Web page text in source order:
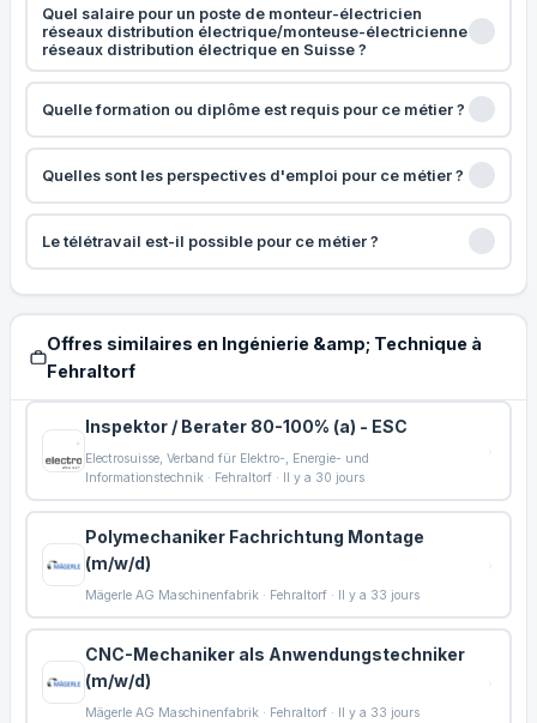
Quel salaire pour un poste de monteur-électricien
réseaux distribution électrique/monteuse-électricienne
réseaux distribution électrique en Suisse ?
Quelle formation ou diplôme est requis pour ce métier ?
Quelles sont les perspectives d'emploi pour ce métier ?
Le télétravail est-il possible pour ce métier ?
Offres similaires en Ingénierie &amp; Technique à
Fehraltorf
Inspektor / Berater 80-100% (a) - ESC
Electrosuisse, Verband für Elektro-, Energie- und
Informationstechnik · Fehraltorf · Il y a 30 jours
Polymechaniker Fachrichtung Montage
(m/w/d)
Mägerle AG Maschinenfabrik · Fehraltorf · Il y a 33 jours
CNC-Mechaniker als Anwendungstechniker
(m/w/d)
Mägerle AG Maschinenfabrik · Fehraltorf · Il y a 33 jours